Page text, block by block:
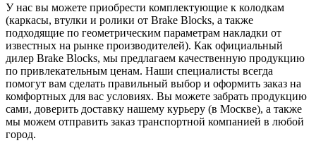
У нас вы можете приобрести комплектующие к колодкам
(каркасы, втулки и ролики от Brake Blocks, а также
подходящие по геометрическим параметрам накладки от
известных на рынке производителей). Как официальный
дилер Brake Blocks, мы предлагаем качественную продукцию
по привлекательным ценам. Наши специалисты всегда
помогут вам сделать правильный выбор и оформить заказ на
комфортных для вас условиях. Вы можете забрать продукцию
сами, доверить доставку нашему курьеру (в Москве), а также
мы можем отправить заказ транспортной компанией в любой
город.